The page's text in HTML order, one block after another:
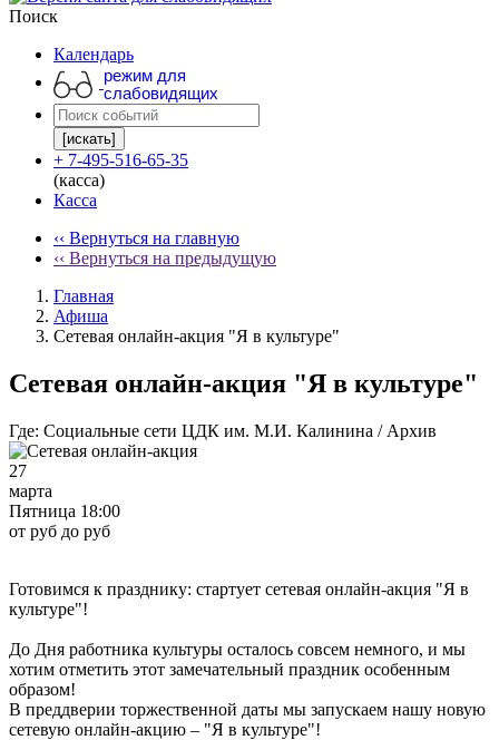
Поиск
Календарь
режим для
слабовидящих
[искать]
+ 7-495-516-65-35
(касса)
Касса
‹‹ Вернуться на главную
‹‹ Вернуться на предыдущую
Главная
Афиша
Сетевая онлайн-акция "Я в культуре"
Сетевая онлайн-акция "Я в культуре"
Где: Социальные сети ЦДК им. М.И. Калинина / Архив
27
марта
Пятница 18:00
от руб до руб
Готовимся к празднику: стартует сетевая онлайн-акция "Я в
культуре"!
До Дня работника культуры осталось совсем немного, и мы
хотим отметить этот замечательный праздник особенным
образом!
В преддверии торжественной даты мы запускаем нашу новую
сетевую онлайн-акцию – "Я в культуре"!